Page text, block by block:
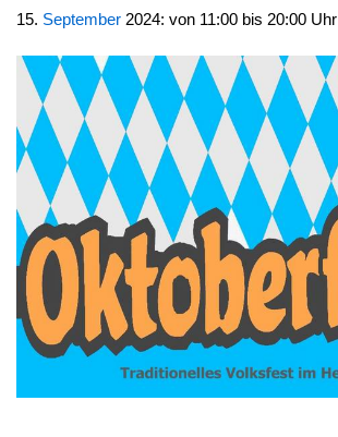
15. September 2024: von 11:00 bis 20:00 Uhr